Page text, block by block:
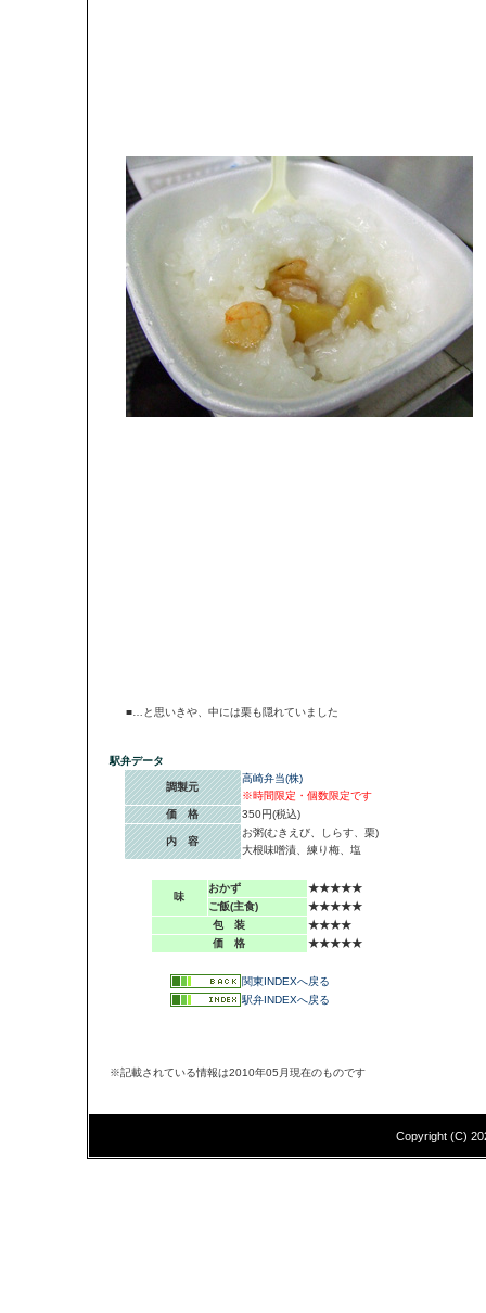
■…と思いきや、中には栗も隠れていました
駅弁データ
調製元
高崎弁当(株)
※時間限定・個数限定です
価 格
350円(税込)
内 容
お粥(むきえび、しらす、栗)
大根味噌漬、練り梅、塩
味
おかず
★★★★★
ご飯(主食)
★★★★★
包 装
★★★★
価 格
★★★★★
関東INDEXへ戻る
駅弁INDEXへ戻る
※記載されている情報は2010年05月現在のものです
Copyright (C)